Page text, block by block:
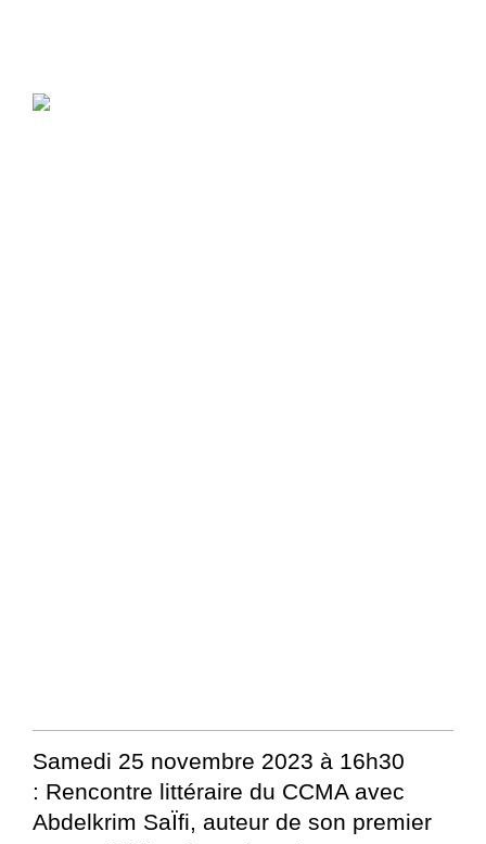
Samedi 25 novembre 2023 à 16h30
: Rencontre littéraire du CCMA avec
Abdelkrim SaÏfi, auteur de son premier